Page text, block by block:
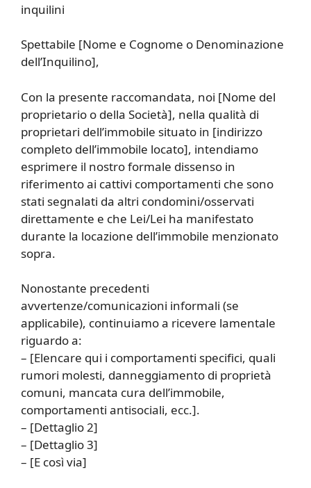
inquilini
Spettabile [Nome e Cognome o Denominazione
dell’Inquilino],
Con la presente raccomandata, noi [Nome del
proprietario o della Società], nella qualità di
proprietari dell’immobile situato in [indirizzo
completo dell’immobile locato], intendiamo
esprimere il nostro formale dissenso in
riferimento ai cattivi comportamenti che sono
stati segnalati da altri condomini/osservati
direttamente e che Lei/Lei ha manifestato
durante la locazione dell’immobile menzionato
sopra.
Nonostante precedenti
avvertenze/comunicazioni informali (se
applicabile), continuiamo a ricevere lamentale
riguardo a:
– [Elencare qui i comportamenti specifici, quali
rumori molesti, danneggiamento di proprietà
comuni, mancata cura dell’immobile,
comportamenti antisociali, ecc.].
– [Dettaglio 2]
– [Dettaglio 3]
– [E così via]